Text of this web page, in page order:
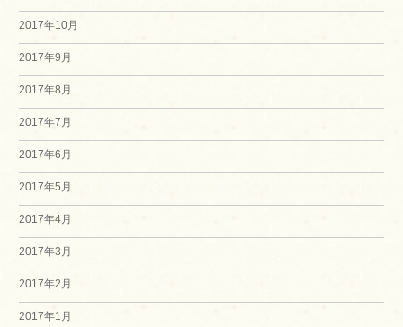
2017年10月
2017年9月
2017年8月
2017年7月
2017年6月
2017年5月
2017年4月
2017年3月
2017年2月
2017年1月